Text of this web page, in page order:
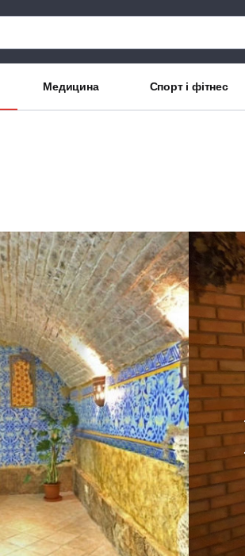
Медицина Спорт і фітнес